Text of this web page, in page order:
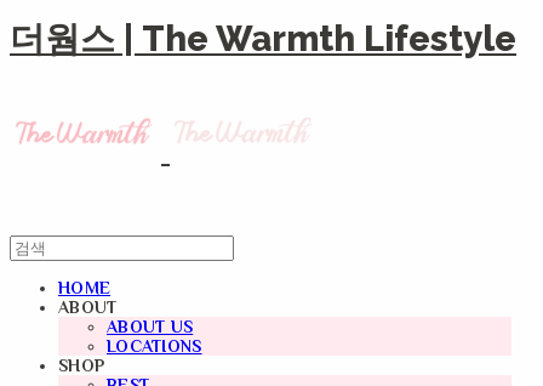
더웜스 | The Warmth Lifestyle
HOME
ABOUT
ABOUT US
LOCATIONS
SHOP